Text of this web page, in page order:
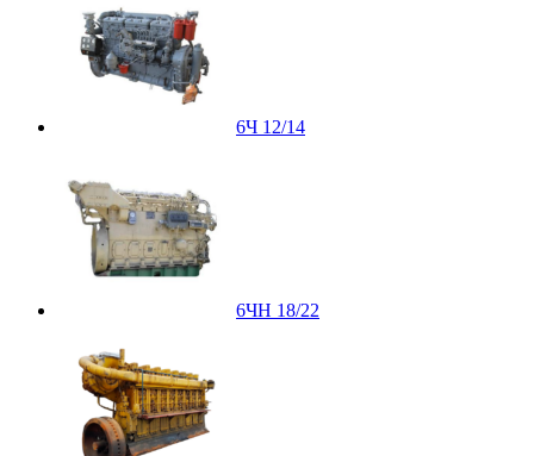
6Ч 12/14
6ЧН 18/22